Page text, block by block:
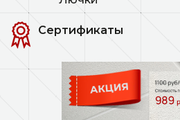
Сертификаты